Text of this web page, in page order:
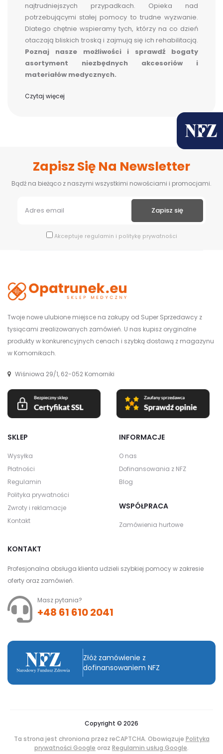
najtrudniejszych przypadkach. Opieka nad
potrzebującymi stałej pomocy to trudne wyzwanie.
Dlatego chętnie wspieramy tych, którzy na co dzień
otaczają bliskich troską i zajmują się ich rehabilitacją.
Poznaj nasze możliwości i sprawdź bogaty
asortyment niezbędnych akcesoriów i
materiałów medycznych.
Czytaj więcej
Zapisz Się Na Newsletter
Bądź na bieżąco z naszymi wszystkimi nowościami i promocjami.
Akceptuje regulamin i politykę prywatności
Twoje nowe ulubione miejsce na zakupy od Super Sprzedawcy z
tysiącami zrealizowanych zamówień. U nas kupisz oryginalne
produkty w konkurencyjnych cenach i szybką dostawą z magazynu
w Komornikach.
Wiśniowa 29/1, 62-052 Komorniki
SKLEP
Wysyłka
Płatności
Regulamin
Polityka prywatności
Zwroty i reklamacje
Kontakt
INFORMACJE
O nas
Dofinansowania z NFZ
Blog
WSPÓŁPRACA
Zamówienia hurtowe
KONTAKT
Profesjonalna obsługa klienta udzieli szybkiej pomocy w zakresie
oferty oraz zamówień.
Masz pytania?
+48 61 610 2041
Złóż zamówienie z
dofinansowaniem NFZ
Copyright © 2026
Ta strona jest chroniona przez reCAPTCHA. Obowiązuje Polityka
prywatności Google oraz Regulamin usług Google.